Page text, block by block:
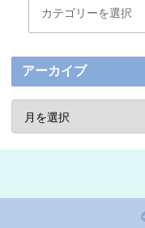
アーカイブ